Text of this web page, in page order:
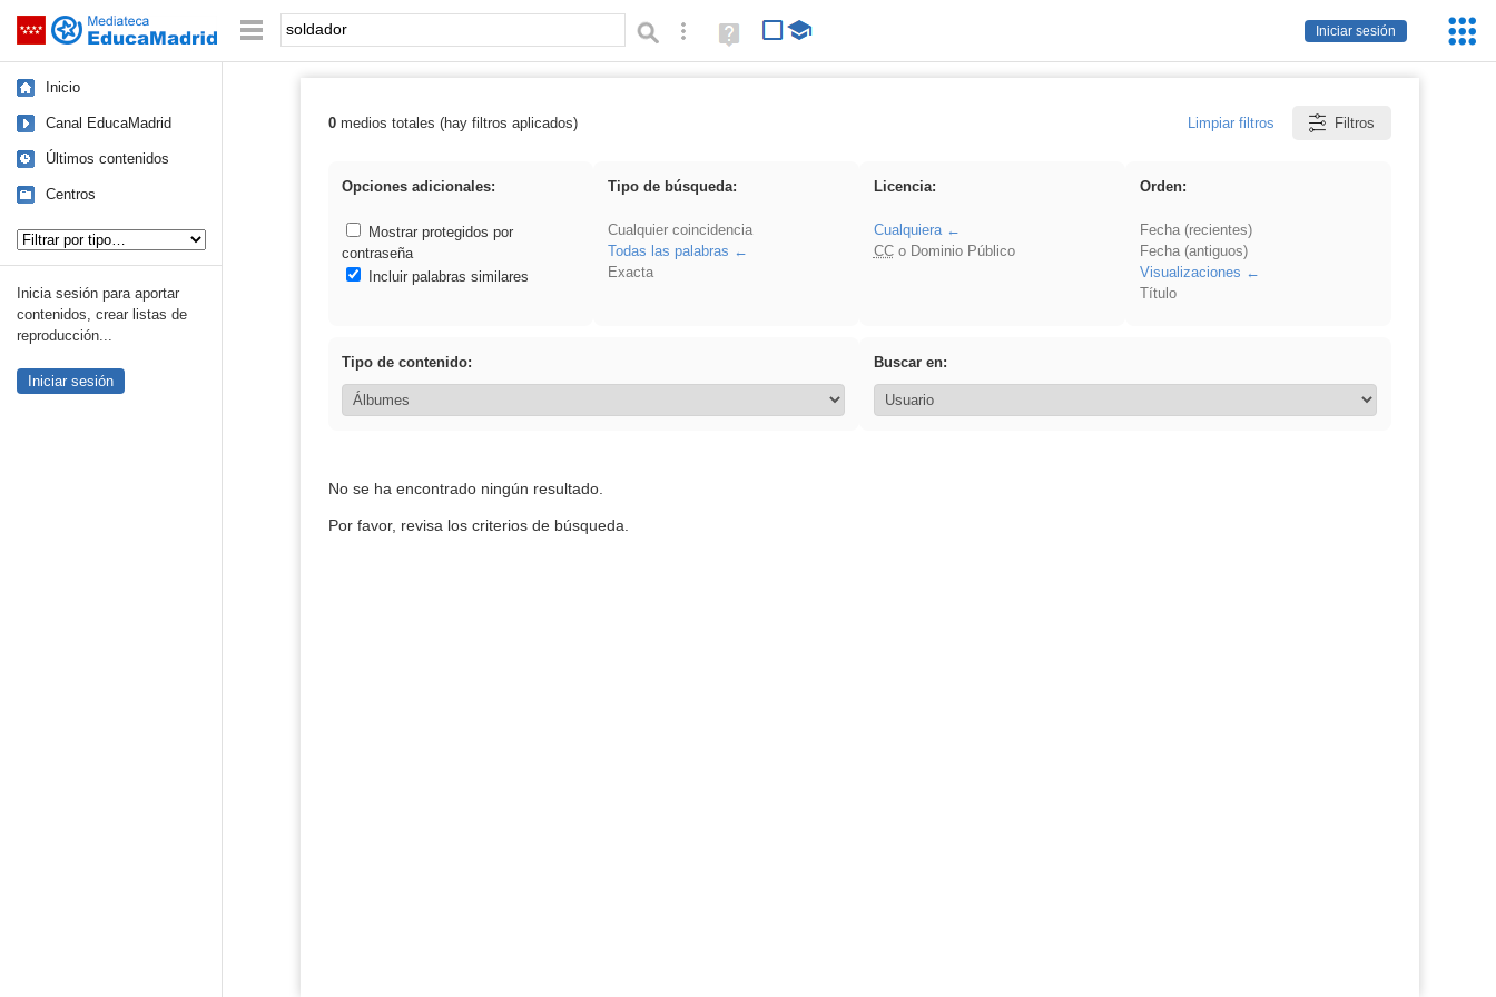
Saltar navegación
Iniciar sesión
Palabra o frase: Búsqueda avanzada
Ayuda
(en
Inicio
Canal EducaMadrid
Últimos contenidos
Centros
Inicia sesión para aportar
contenidos, crear listas de
reproducción...
Iniciar sesión
Resultados de: soldador
0medios totales (hay filtros aplicados) Limpiar filtros Filtros
Opciones adicionales:
Mostrar protegidos por
contraseña
Incluir palabras similares
Tipo de búsqueda:
Cualquier coincidencia
Todas las palabras
Exacta
Licencia:
Cualquiera
CCo Dominio Público
Orden:
Fecha (recientes)
Fecha (antiguos)
Visualizaciones
Título
Tipo de contenido: Buscar en:
No se ha encontrado ningún resultado.
Por favor, revisa los criterios de búsqueda.